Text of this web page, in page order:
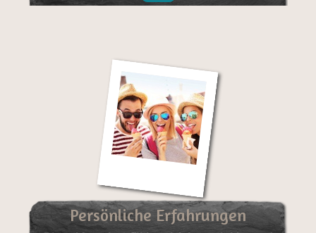
Persönliche Erfahrungen